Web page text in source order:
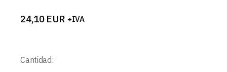
24,10 EUR +IVA
Cantidad: